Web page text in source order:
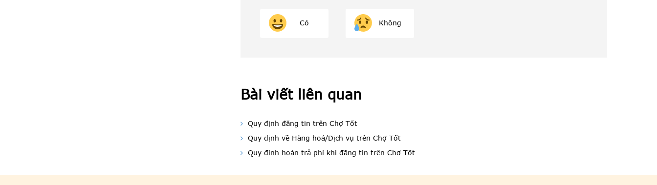
Có Không
Bài viết liên quan
Quy định đăng tin trên Chợ Tốt
Quy định về Hàng hoá/Dịch vụ trên Chợ Tốt
Quy định hoàn trả phí khi đăng tin trên Chợ Tốt